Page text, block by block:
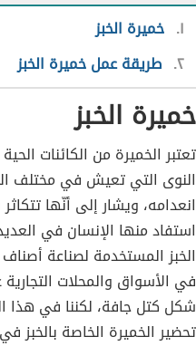
١ خميرة الخبز
٢ طريقة عمل خميرة الخبز
خميرة الخبز
تعتبر الخميرة من الكائنات
النوى التي تعيش في مختلف
انعدامه، ويشار إلى أنّها
استفاد منها الإنسان في
الخبز المستخدمة لصناعة
في الأسواق والمحلات
شكل كتل جافة، لكننا في
تحضير الخميرة الخاصة بالخبز